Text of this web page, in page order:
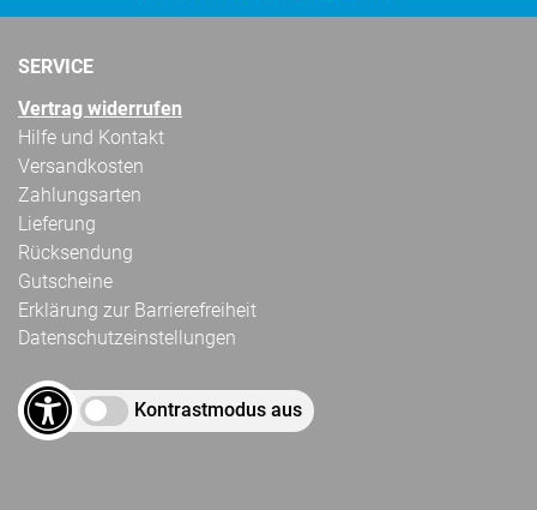
SERVICE
Vertrag widerrufen
Hilfe und Kontakt
Versandkosten
Zahlungsarten
Lieferung
Rücksendung
Gutscheine
Erklärung zur Barrierefreiheit
Datenschutzeinstellungen
Kontrastmodus aus